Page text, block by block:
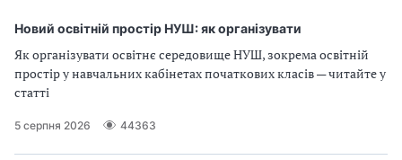
Новий освітній простір НУШ: як організувати
Як організувати освітнє середовище НУШ, зокрема освітній
простір у навчальних кабінетах початкових класів — читайте у
статті
5 серпня 2026 44363